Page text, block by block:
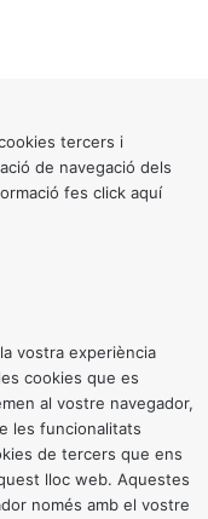
tercers i
de navegació dels
fes click aquí
vostra experiència
cookies que es
al vostre navegador,
les funcionalitats
de tercers que ens
lloc web. Aquestes
només amb el vostre